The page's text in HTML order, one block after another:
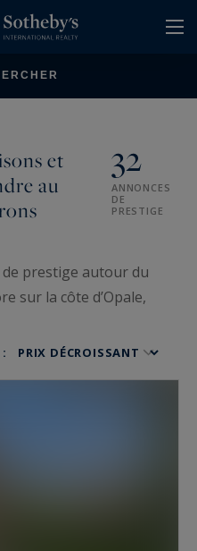
et
au
32
ANNONCES
DE
PRESTIGE
prestige autour du
sur la côte d’Opale,
votre projet.